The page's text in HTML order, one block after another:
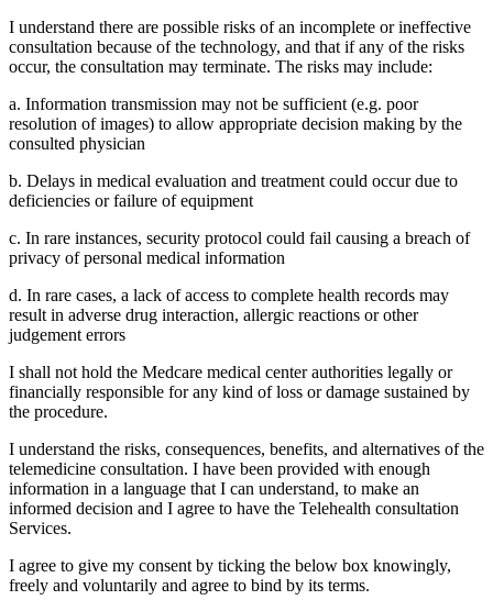
I understand there are possible risks of an incomplete or ineffective
consultation because of the technology, and that if any of the risks
occur, the consultation may terminate. The risks may include:
a. Information transmission may not be sufficient (e.g. poor
resolution of images) to allow appropriate decision making by the
consulted physician
b. Delays in medical evaluation and treatment could occur due to
deficiencies or failure of equipment
c. In rare instances, security protocol could fail causing a breach of
privacy of personal medical information
d. In rare cases, a lack of access to complete health records may
result in adverse drug interaction, allergic reactions or other
judgement errors
I shall not hold the Medcare medical center authorities legally or
financially responsible for any kind of loss or damage sustained by
the procedure.
I understand the risks, consequences, benefits, and alternatives of the
telemedicine consultation. I have been provided with enough
information in a language that I can understand, to make an
informed decision and I agree to have the Telehealth consultation
Services.
I agree to give my consent by ticking the below box knowingly,
freely and voluntarily and agree to bind by its terms.